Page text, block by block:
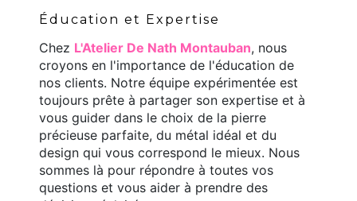
Éducation et Expertise
Chez L'Atelier De Nath Montauban, nous
croyons en l'importance de l'éducation de
nos clients. Notre équipe expérimentée est
toujours prête à partager son expertise et à
vous guider dans le choix de la pierre
précieuse parfaite, du métal idéal et du
design qui vous correspond le mieux. Nous
sommes là pour répondre à toutes vos
questions et vous aider à prendre des